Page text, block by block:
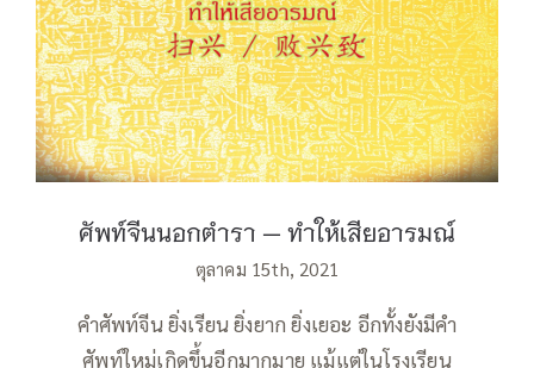
ศัพท์จีนนอกตำรา — ทำให้เสียอารมณ์
ศัพท์จีนนอกตำรา — ทำให้เสียอารมณ์
ตุลาคม 15th, 2021
คำศัพท์จีน ยิ่งเรียน ยิ่งยาก ยิ่งเยอะ อีกทั้งยังมีคำ
ศัพท์ใหม่เกิดขึ้นอีกมากมาย แม้แต่ในโรงเรียน